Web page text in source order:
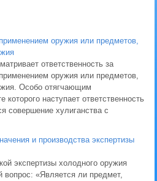
оружия или предметов,
ответственность за
оружия или предметов,
Особо отягчающим
которого наступает ответственность
совершение хулиганства с
и производства экспертизы
экспертизы холодного оружия
вопрос: «Является ли предмет,